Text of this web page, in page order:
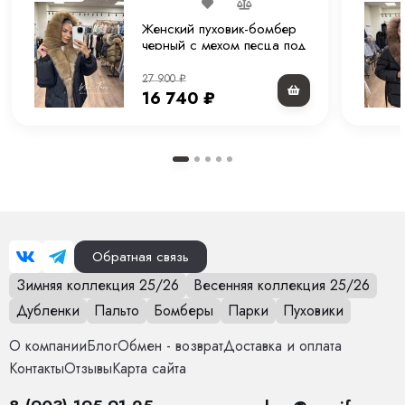
современную зимнюю эстетику.Женский пуховик-бомбер
черный с мехом песца под
см
27 900₽
16 740 ₽
Обратная связь
Зимняя коллекция 25/26
Весенняя коллекция 25/26
Дубленки
Пальто Бомберы Парки
Пуховики
О компанииБлогОбмен - возвратДоставка и оплата
КонтактыОтзывыКарта сайта